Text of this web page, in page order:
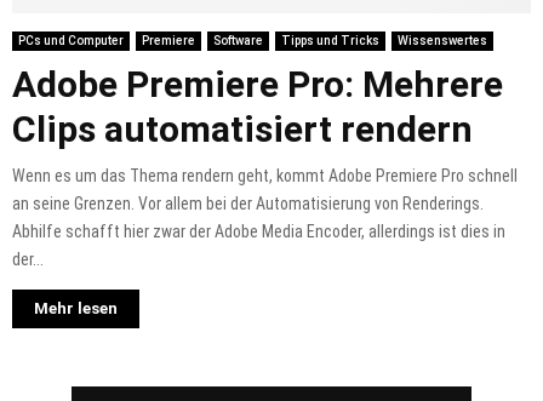
PCs und Computer Premiere Software Tipps und Tricks Wissenswertes
Adobe Premiere Pro: Mehrere
Clips automatisiert rendern
Wenn es um das Thema rendern geht, kommt Adobe Premiere Pro schnell
an seine Grenzen. Vor allem bei der Automatisierung von Renderings.
Abhilfe schafft hier zwar der Adobe Media Encoder, allerdings ist dies in
der...
Mehr lesen